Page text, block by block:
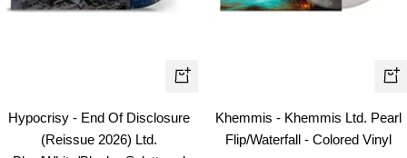
+
Añadir
Hypocrisy - End Of Disclosure
(Reissue 2026) Ltd.
+
Khemmis - Khemmis Ltd. Pearl
Flip/Waterfall - Colored Vinyl